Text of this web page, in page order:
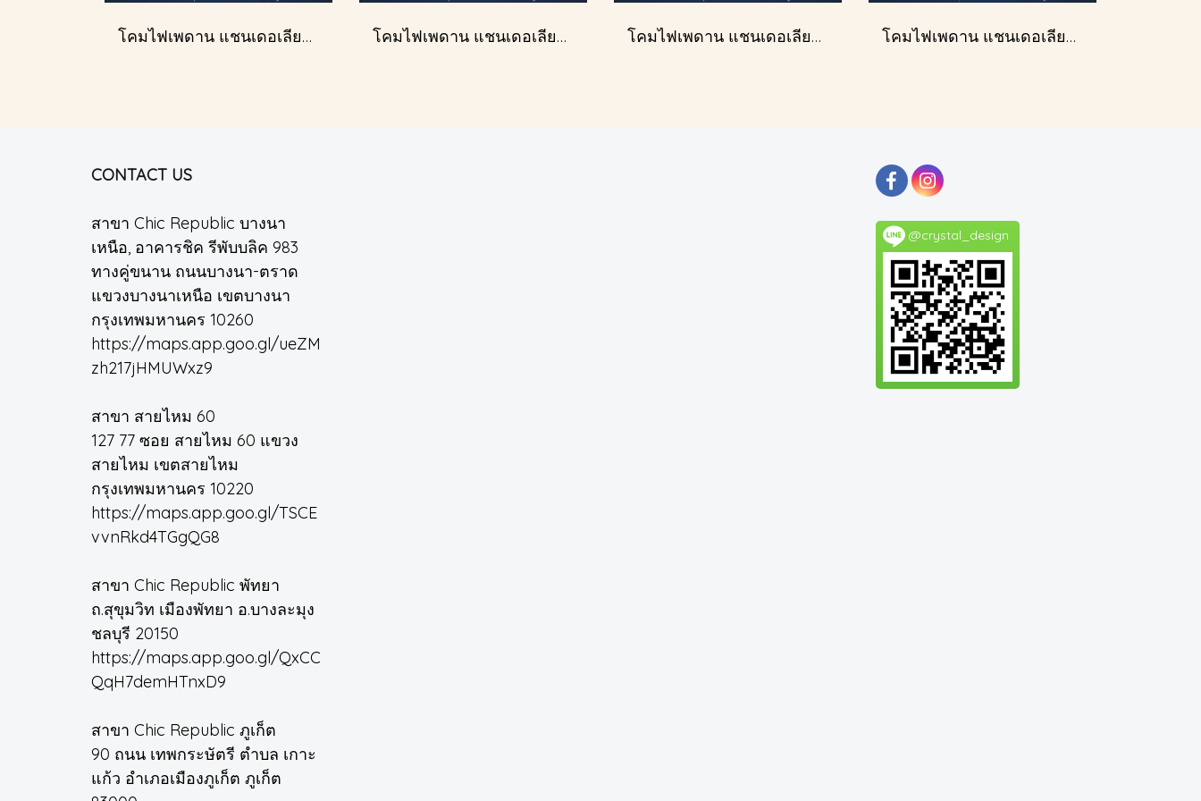
โคมไฟเพดาน แชนเดอเลียร์ รุ่น A028-D40 โคมไฟเพดาน แชนเดอเลียร์ รุ่น 1227 โคมไฟเพดาน แชนเดอเลียร์ รุ่น 183586 โคมไฟเพดาน แชนเดอเลียร์ รุ่น A028-D60
CONTACT US
สาขา Chic Republic บางนา
เหนือ, อาคารชิค รีพับบลิค 983
ทางคู่ขนาน ถนนบางนา-ตราด
แขวงบางนาเหนือ เขตบางนา
กรุงเทพมหานคร 10260
https://maps.app.goo.gl/ueZM
zh217jHMUWxz9
สาขา สายไหม 60
127 77 ซอย สายไหม 60 แขวง
สายไหม เขตสายไหม
กรุงเทพมหานคร 10220
https://maps.app.goo.gl/TSCE
vvnRkd4TGgQG8
สาขา Chic Republic พัทยา
ถ.สุขุมวิท เมืองพัทยา อ.บางละมุง
ชลบุรี 20150
https://maps.app.goo.gl/QxCC
QqH7demHTnxD9
สาขา Chic Republic ภูเก็ต
90 ถนน เทพกระษัตรี ตำบล เกาะ
แก้ว อำเภอเมืองภูเก็ต ภูเก็ต
@crystal_design